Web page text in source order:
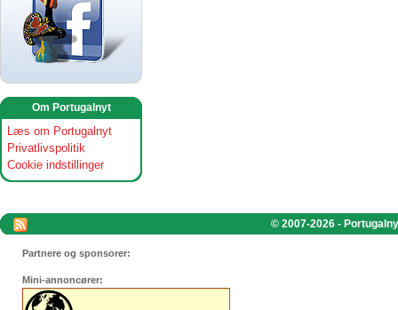
Om Portugalnyt
Læs om Portugalnyt
Privatlivspolitik
Cookie indstillinger
© 2007-2026 -
Partnere og sponsorer:
Mini-annoncører: